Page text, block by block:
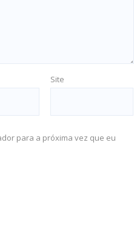
Site
para a próxima vez que eu